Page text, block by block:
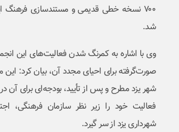
۷۰۰ نسخه خطی قدیمی و مستندسازی فرهنگ
شد.
وی با اشاره به کمرنگ شدن فعالیت‌های این
صورت‌گرفته برای احیای مجدد آن، بیان کرد:
شهر یزد مطرح و پس از تأیید، بودجه‌ای برای آن
فعالیت خود را زیر نظر سازمان فرهنگی،
شهرداری یزد از سر گیرد.